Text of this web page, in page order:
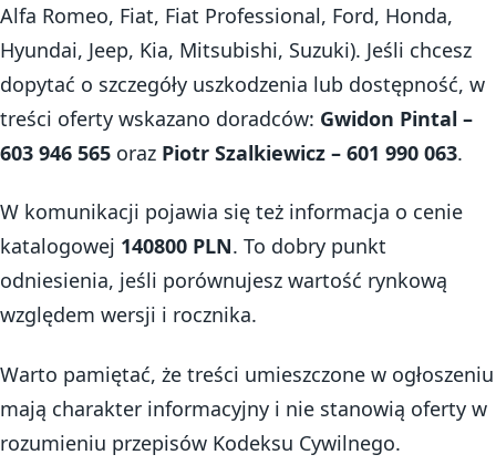
Alfa Romeo, Fiat, Fiat Professional, Ford, Honda,
Hyundai, Jeep, Kia, Mitsubishi, Suzuki). Jeśli chcesz
dopytać o szczegóły uszkodzenia lub dostępność, w
treści oferty wskazano doradców: Gwidon Pintal –
603 946 565 oraz Piotr Szalkiewicz – 601 990 063.
W komunikacji pojawia się też informacja o cenie
katalogowej 140800 PLN. To dobry punkt
odniesienia, jeśli porównujesz wartość rynkową
względem wersji i rocznika.
Warto pamiętać, że treści umieszczone w ogłoszeniu
mają charakter informacyjny i nie stanowią oferty w
rozumieniu przepisów Kodeksu Cywilnego.